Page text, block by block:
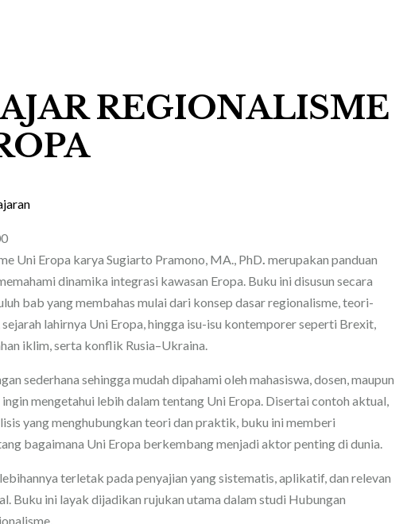
REGIONALISME
Harga
saat
ini
adalah:
Rp160.000.
Uni Eropa karya Sugiarto Pramono, MA., PhD. merupakan panduan
dinamika integrasi kawasan Eropa. Buku ini disusun secara
bab yang membahas mulai dari konsep dasar regionalisme, teori-
lahirnya Uni Eropa, hingga isu-isu kontemporer seperti Brexit,
iklim, serta konflik Rusia–Ukraina.
sederhana sehingga mudah dipahami oleh mahasiswa, dosen, maupun
mengetahui lebih dalam tentang Uni Eropa. Disertai contoh aktual,
yang menghubungkan teori dan praktik, buku ini memberi
bagaimana Uni Eropa berkembang menjadi aktor penting di dunia.
terletak pada penyajian yang sistematis, aplikatif, dan relevan
Buku ini layak dijadikan rujukan utama dalam studi Hubungan